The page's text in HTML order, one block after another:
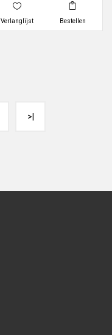
Verlanglijst Bestellen
>|